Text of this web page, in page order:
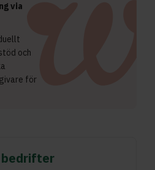
via
och
för